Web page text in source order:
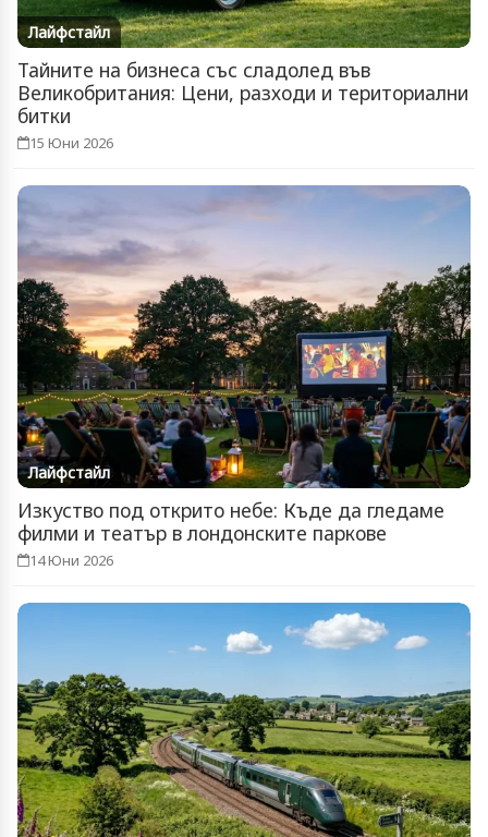
Лайфстайл
Тайните на бизнеса със сладолед във
Великобритания: Цени, разходи и териториални
битки
15 Юни 2026
Лайфстайл
Изкуство под открито небе: Къде да гледаме
филми и театър в лондонските паркове
14 Юни 2026